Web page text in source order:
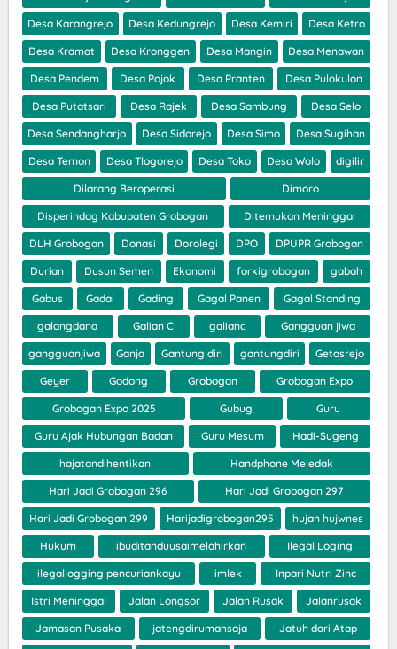
Desa Karangrejo Desa Kedungrejo Desa Kemiri Desa Ketro
Desa Kramat Desa Kronggen Desa Mangin Desa Menawan
Desa Pendem Desa Pojok Desa Pranten Desa Pulokulon
Desa Putatsari Desa Rajek Desa Sambung Desa Selo
Desa Sendangharjo Desa Sidorejo Desa Simo Desa Sugihan
Desa Temon Desa Tlogorejo Desa Toko Desa Wolo digilir
Dilarang Beroperasi Dimoro
Disperindag Kabupaten Grobogan Ditemukan Meninggal
DLH Grobogan Donasi Dorolegi DPO DPUPR Grobogan
Durian Dusun Semen Ekonomi forkigrobogan gabah
Gabus Gadai Gading Gagal Panen Gagal Standing
galangdana Galian C galianc Gangguan jiwa
gangguanjiwa Ganja Gantung diri gantungdiri Getasrejo
Geyer Godong Grobogan Grobogan Expo
Grobogan Expo 2025 Gubug Guru
Guru Ajak Hubungan Badan Guru Mesum Hadi-Sugeng
hajatandihentikan Handphone Meledak
Hari Jadi Grobogan 296 Hari Jadi Grobogan 297
Hari Jadi Grobogan 299 Harijadigrobogan295 hujan hujwnes
Hukum ibuditanduusaimelahirkan Ilegal Loging
ilegallogging pencuriankayu imlek Inpari Nutri Zinc
Istri Meninggal Jalan Longsor Jalan Rusak Jalanrusak
Jamasan Pusaka jatengdirumahsaja Jatuh dari Atap